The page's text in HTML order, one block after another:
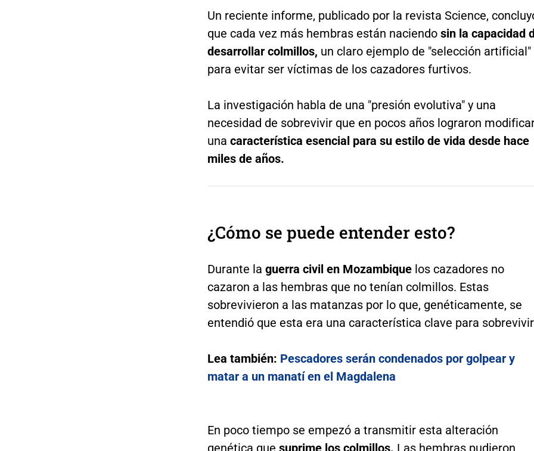
Un reciente informe, publicado por la revista Science,
que cada vez más hembras están naciendo sin la capacidad
desarrollar colmillos, un claro ejemplo de "selección artificial"
para evitar ser víctimas de los cazadores furtivos.
La investigación habla de una "presión evolutiva" y una
necesidad de sobrevivir que en pocos años lograron
una característica esencial para su estilo de vida desde hace
miles de años.
¿Cómo se puede entender esto?
Durante la guerra civil en Mozambique los cazadores no
cazaron a las hembras que no tenían colmillos. Estas
sobrevivieron a las matanzas por lo que, genéticamente, se
entendió que esta era una característica clave para
Lea también: Pescadores serán condenados por golpear y
matar a un manatí en el Magdalena
En poco tiempo se empezó a transmitir esta alteración
genética que suprime los colmillos. Las hembras pudieron